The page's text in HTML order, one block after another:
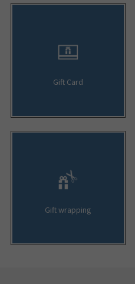
Gift Card
Gift wrapping